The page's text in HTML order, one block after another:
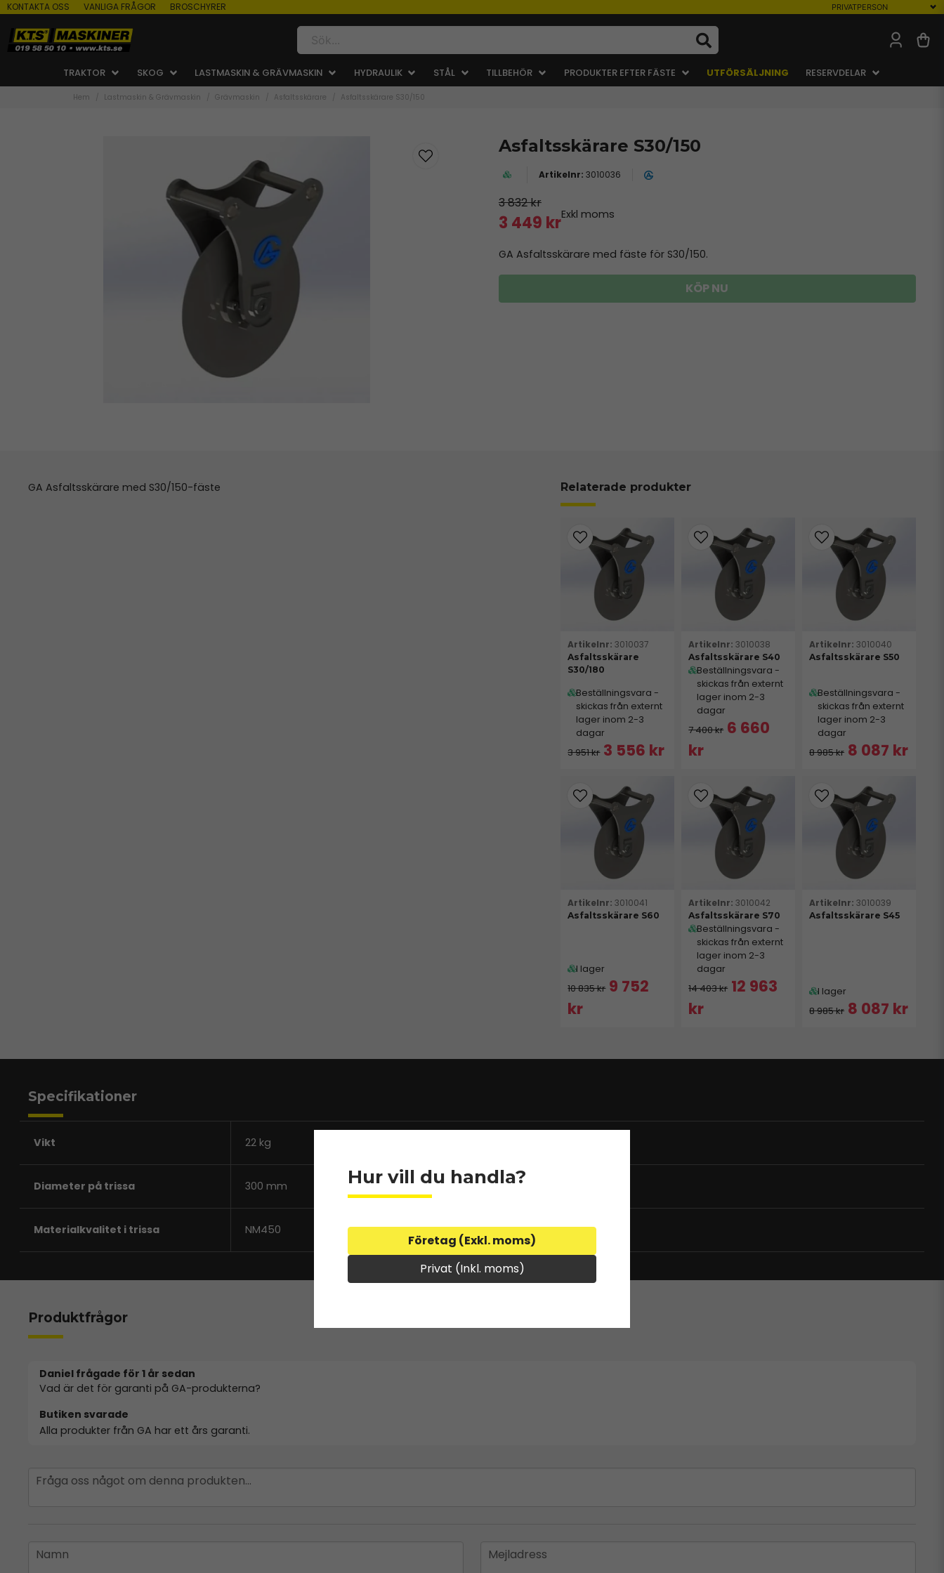
KONTAKTA OSS VANLIGA FRÅGOR BROSCHYRER
TRAKTOR SKOG LASTMASKIN & GRÄVMASKIN HYDRAULIK STÅL TILLBEHÖR PRODUKTER EFTER FÄSTE UTFÖRSÄLJNING RESERVDELAR
Hem Lastmaskin & Grävmaskin Grävmaskin Asfaltsskärare Asfaltsskärare S30/150
Asfaltsskärare S30/150
3010036
3 832 kr
3 449 krExkl moms
GA Asfaltsskärare med fäste för S30/150.
KÖP NU
GA Asfaltsskärare med S30/150-fäste Relaterade produkter
3010037
Asfaltsskärare
S30/180
Beställningsvara -
skickas från externt
lager inom 2-3
dagar
3 951 kr 3 556 kr
3010038
Asfaltsskärare S40
Beställningsvara -
skickas från externt
lager inom 2-3
dagar
7 400 kr 6 660
kr
3010040
Asfaltsskärare S50
Beställningsvara -
skickas från externt
lager inom 2-3
dagar
8 985 kr 8 087 kr
3010041
Asfaltsskärare S60
I lager
10 835 kr 9 752
kr
3010042
Asfaltsskärare S70
Beställningsvara -
skickas från externt
lager inom 2-3
dagar
14 403 kr 12 963
kr
3010039
Asfaltsskärare S45
I lager
8 985 kr 8 087 kr
Specifikationer
Vikt 22 kg
Diameter på trissa 300 mm
Materialkvalitet i trissa NM450
Produktfrågor
Daniel frågade för 1 år sedan
Vad är det för garanti på GA-produkterna?
Butiken svarade
Alla produkter från GA har ett års garanti.
question
Fråga oss något om denna produkten...
name
Namn email
Mejladress
Hur vill du handla?
Företag (Exkl. moms)
Privat (Inkl. moms)